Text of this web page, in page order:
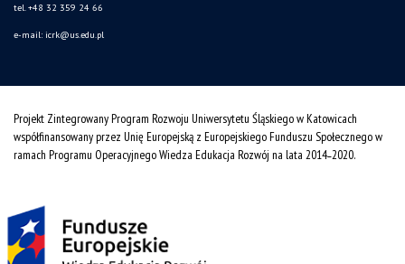
tel. +48 32 359 24 66
e-mail: icrk@us.edu.pl
Projekt Zintegrowany Program Rozwoju Uniwersytetu Śląskiego w Katowicach
współfinansowany przez Unię Europejską z Europejskiego Funduszu Społecznego w
ramach Programu Operacyjnego Wiedza Edukacja Rozwój na lata 2014˗2020.